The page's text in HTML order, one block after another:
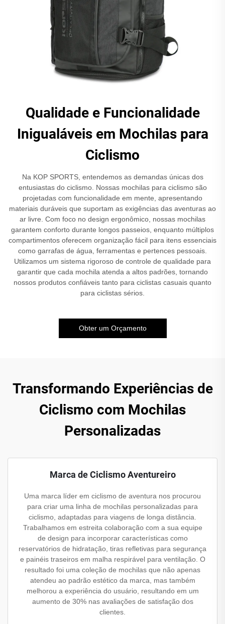
Qualidade e Funcionalidade
Inigualáveis em Mochilas para
Ciclismo
Na KOP SPORTS, entendemos as demandas únicas dos
entusiastas do ciclismo. Nossas mochilas para ciclismo são
projetadas com funcionalidade em mente, apresentando
materiais duráveis que suportam as exigências das aventuras ao
ar livre. Com foco no design ergonômico, nossas mochilas
garantem conforto durante longos passeios, enquanto múltiplos
compartimentos oferecem organização fácil para itens essenciais
como garrafas de água, ferramentas e pertences pessoais.
Utilizamos um sistema rigoroso de controle de qualidade para
garantir que cada mochila atenda a altos padrões, tornando
nossos produtos confiáveis tanto para ciclistas casuais quanto
para ciclistas sérios.
Obter um Orçamento
Transformando Experiências de
Ciclismo com Mochilas
Personalizadas
Marca de Ciclismo Aventureiro
Uma marca líder em ciclismo de aventura nos procurou
para criar uma linha de mochilas personalizadas para
ciclismo, adaptadas para viagens de longa distância.
Trabalhamos em estreita colaboração com a sua equipe
de design para incorporar características como
reservatórios de hidratação, tiras refletivas para segurança
e painéis traseiros em malha respirável para ventilação. O
resultado foi uma coleção de mochilas que não apenas
atendeu ao padrão estético da marca, mas também
melhorou a experiência do usuário, resultando em um
aumento de 30% nas avaliações de satisfação dos
clientes.